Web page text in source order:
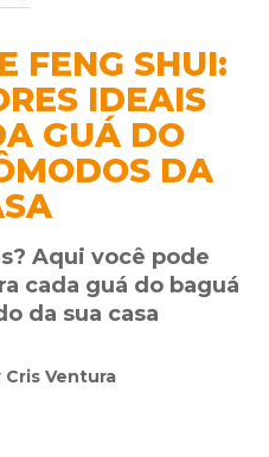
FENG SHUI:
IDEAIS
GUÁ DO
DA
Aqui você pode
cada guá do baguá
da sua casa
Cris Ventura